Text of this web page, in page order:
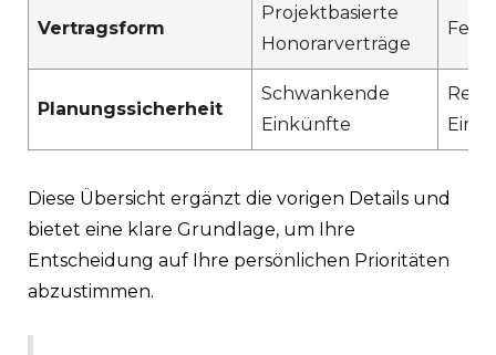
Vertragsform
Projektbasierte
Honorarverträge
Planungssicherheit
Schwankende
Einkünfte
Diese Übersicht ergänzt die vorigen Details und
bietet eine klare Grundlage, um Ihre
Entscheidung auf Ihre persönlichen Prioritäten
abzustimmen.